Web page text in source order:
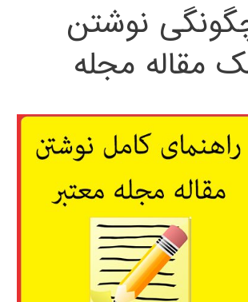
نوشتن
مقاله مجله